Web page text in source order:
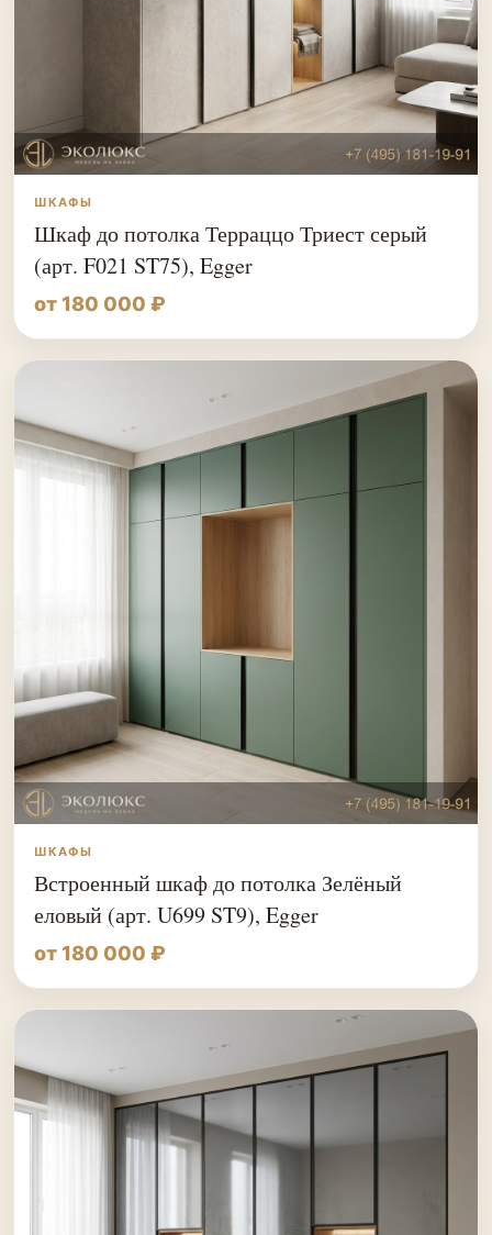
ШКАФЫ
Шкаф до потолка Терраццо Триест серый
(арт. F021 ST75), Egger
от 180 000 ₽
ШКАФЫ
Встроенный шкаф до потолка Зелёный
еловый (арт. U699 ST9), Egger
от 180 000 ₽